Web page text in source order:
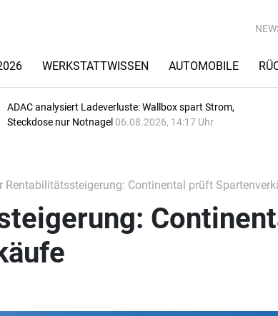
WERKSTATTWISSEN AUTOMOBILE
ADAC analysiert Ladeverluste: Wallbox spart Strom,
Steckdose nur Notnagel 06.08.2026, 14:17 Uhr
Rentabilitätssteigerung: Continental prüft